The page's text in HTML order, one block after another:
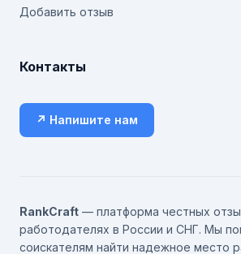
Добавить отзыв
Контакты
↗ Напишите нам
RankCraft — платформа честных
работодателях в России и СНГ. Мы
соискателям найти надежное место